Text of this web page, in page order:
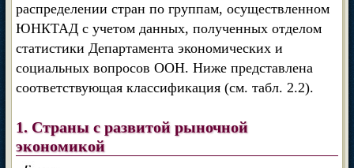
распределении стран по группам, осуществленном
ЮНКТАД с учетом данных, полученных отделом
статистики Департамента экономических и
социальных вопросов ООН. Ниже представлена
соответствующая классификация (см. табл. 2.2).
1. Страны с развитой рыночной
экономикой